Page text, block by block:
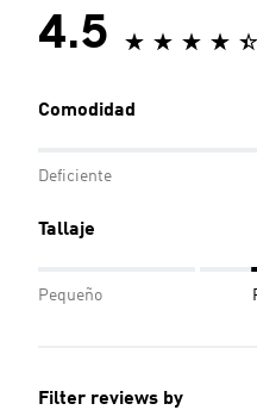
4.5
Comodidad
Deficiente
Tallaje
Pequeño
Filter reviews by